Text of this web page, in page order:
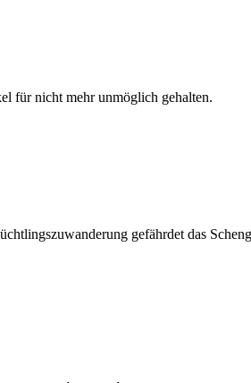
für nicht mehr unmöglich gehalten.
gefährdet das